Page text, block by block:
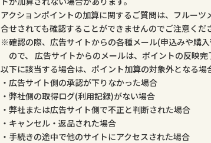
アクションポイントの加算に関するご質問は、フルー
合せされても確認することができませんのでご注意くだ
確認の際、広告サイトからの各種メール(申込みや購
ので、 広告サイトからのメールは、ポイントの反映完
以下に該当する場合は、ポイント加算の対象外となる場
広告サイト側の承認が下りなかった場合
弊社側の取得ログ(利用記録)がない場合
弊社または広告サイト側で不正と判断された場合
キャンセル・返品された場合
手続きの途中で他のサイトにアクセスされた場合